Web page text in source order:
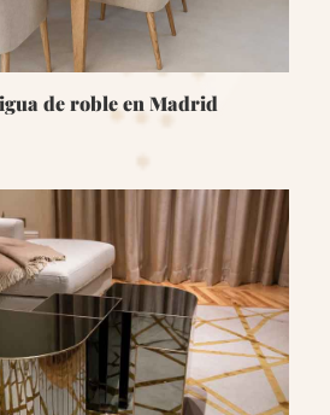
de roble en Madrid